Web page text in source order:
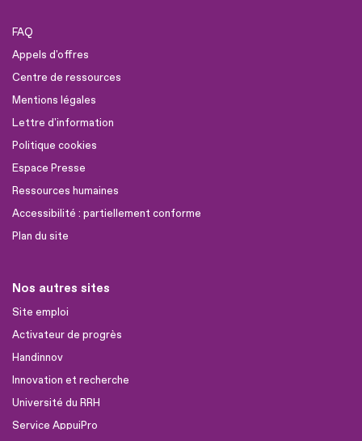
FAQ
Appels d'offres
Centre de ressources
Mentions légales
Lettre d'information
Politique cookies
Espace Presse
Ressources humaines
Accessibilité : partiellement conforme
Plan du site
Nos autres sites
Site emploi
Activateur de progrès
Handinnov
Innovation et recherche
Université du RRH
Service AppuiPro